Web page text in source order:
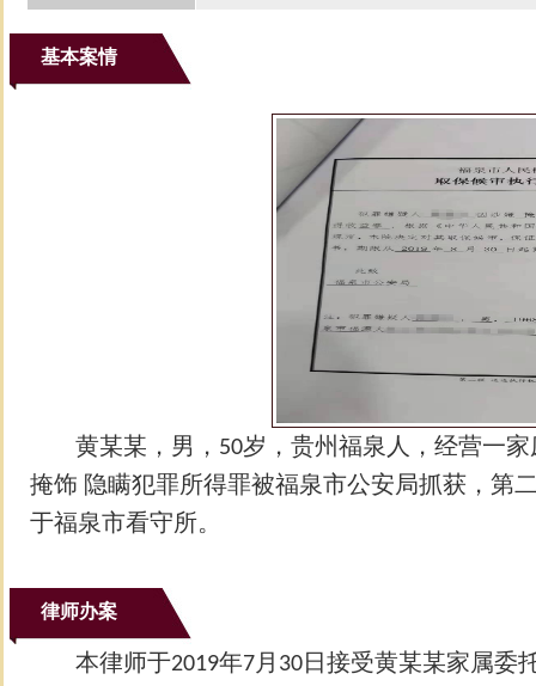
基本案情
黄某某，男， 50岁，贵州福泉人，经营一
掩饰 隐瞒犯罪所得罪被福泉市公安局抓获，第
于福泉市看守所。
律师办案
本律师于2019年7 月 30 日接受黄某某家属委